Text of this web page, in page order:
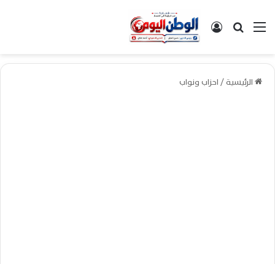
القائمةبحث عن تسجيل الدخول
الرئيسية/احزاب ونواب